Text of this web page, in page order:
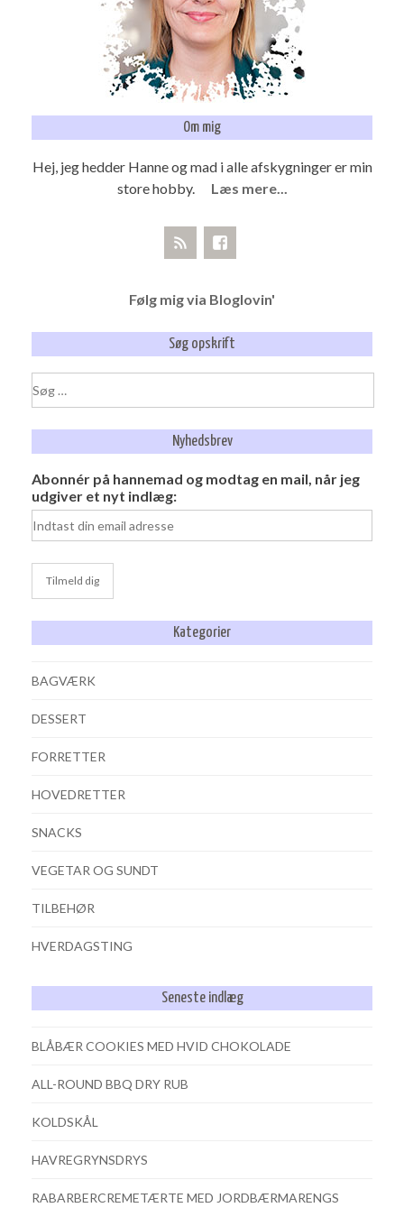
Om mig
Hej, jeg hedder Hanne og mad i alle afskygninger er min
store hobby. Læs mere...
Følg mig via Bloglovin'
Søg opskrift
efter:
Nyhedsbrev
Abonnér på hannemad og modtag en mail, når jeg
udgiver et nyt indlæg:
Kategorier
BAGVÆRK
DESSERT
FORRETTER
HOVEDRETTER
SNACKS
VEGETAR OG SUNDT
TILBEHØR
HVERDAGSTING
Seneste indlæg
BLÅBÆR COOKIES MED HVID CHOKOLADE
ALL-ROUND BBQ DRY RUB
KOLDSKÅL
HAVREGRYNSDRYS
RABARBERCREMETÆRTE MED JORDBÆRMARENGS